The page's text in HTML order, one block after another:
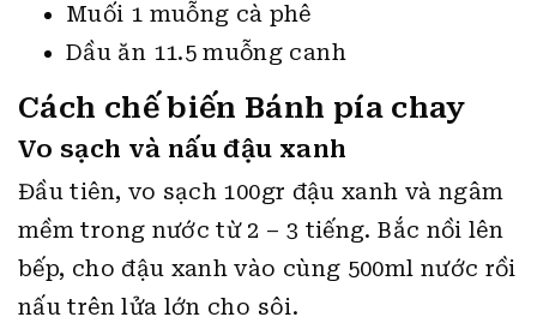
Muối 1 muỗng cà phê
Dầu ăn 11.5 muỗng canh
Cách chế biến Bánh pía chay
Vo sạch và nấu đậu xanh
Đầu tiên, vo sạch 100gr đậu xanh và ngâm
mềm trong nước từ 2 – 3 tiếng. Bắc nồi lên
bếp, cho đậu xanh vào cùng 500ml nước rồi
nấu trên lửa lớn cho sôi.